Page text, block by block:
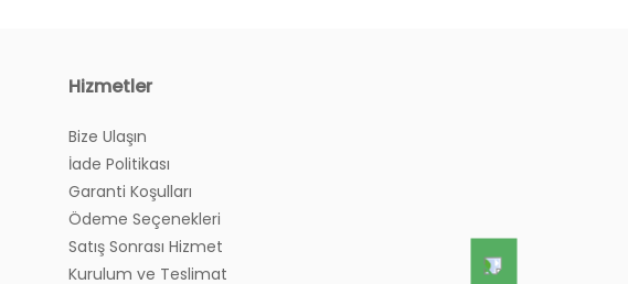
levha.
Hizmetler
Bize Ulaşın
İade Politikası
Garanti Koşulları
Ödeme Seçenekleri
Satış Sonrası Hizmet
Kurulum ve Teslimat